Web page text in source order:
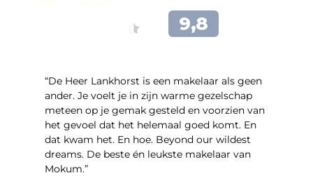
“De Heer Lankhorst is een makelaar als geen
ander. Je voelt je in zijn warme gezelschap
meteen op je gemak gesteld en voorzien van
het gevoel dat het helemaal goed komt. En
dat kwam het. En hoe. Beyond our wildest
dreams. De beste én leukste makelaar van
Mokum.”